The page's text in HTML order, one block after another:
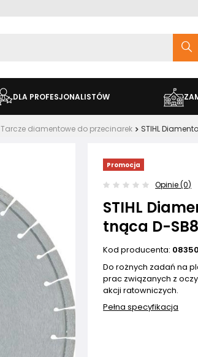
DLA PROFESJONALISTÓW
Tarcze diamentowe do przecinarek STIHL
Promocja
Opinie (0)
STIHL
tnąca D-
Kod producenta:
Do rożnych zadań na
prac związanych z
akcji ratowniczych.
Pełna specyfikacja